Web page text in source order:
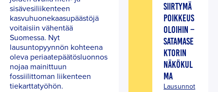
sisävesiliikenteen
kasvuhuonekaasupäästöjä
voitaisiin vähentää
Suomessa. Nyt
lausuntopyynnön kohteena
oleva periaatepäätösluonnos
nojaa mainittuun
fossiilittoman liikenteen
tiekarttatyöhön.
SIIRTYMÄ
POIKKEUS
OLOIHIN –
SATAMASE
KTORIN
NÄKÖKUL
MA
Lausunnot